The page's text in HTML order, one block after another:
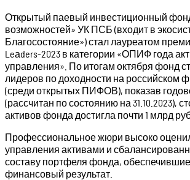
Открытый паевый инвестиционный
возможностей» УК ПСБ (входит в
Благосостояние») стал лауреатом
Leаders-2023 в категории «ОПИФ года
управления». По итогам октября фонд
лидеров по доходности на российском
(среди открытых ПИФОВ), показав
(рассчитан по состоянию на 31.10.2023),
активов фонда достигла почти 1 млрд
Профессиональное жюри высоко
управления активами и
составу портфеля фонда,
финансовый результат.